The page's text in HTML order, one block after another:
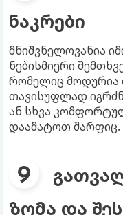
ნაკრები
მნიშვნელოვანია
ნებისმიერი
რომელიც
თავისუფლად
ან სხვა
დაამატოთ შარფიც.
ზომა და